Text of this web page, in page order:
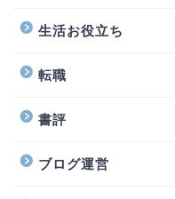
生活お役立ち
転職
書評
ブログ運営